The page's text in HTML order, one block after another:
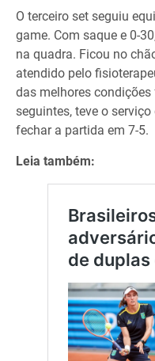
O terceiro set seguiu
game. Com saque e 0-
na quadra. Ficou no
atendido pelo
das melhores
seguintes, teve o
fechar a partida em 7-5.
Leia também: